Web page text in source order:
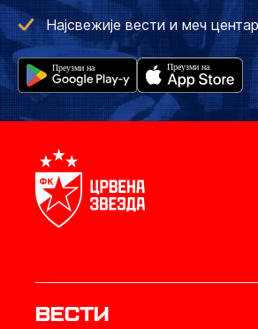
Најсвежије вести и меч центар
Вести